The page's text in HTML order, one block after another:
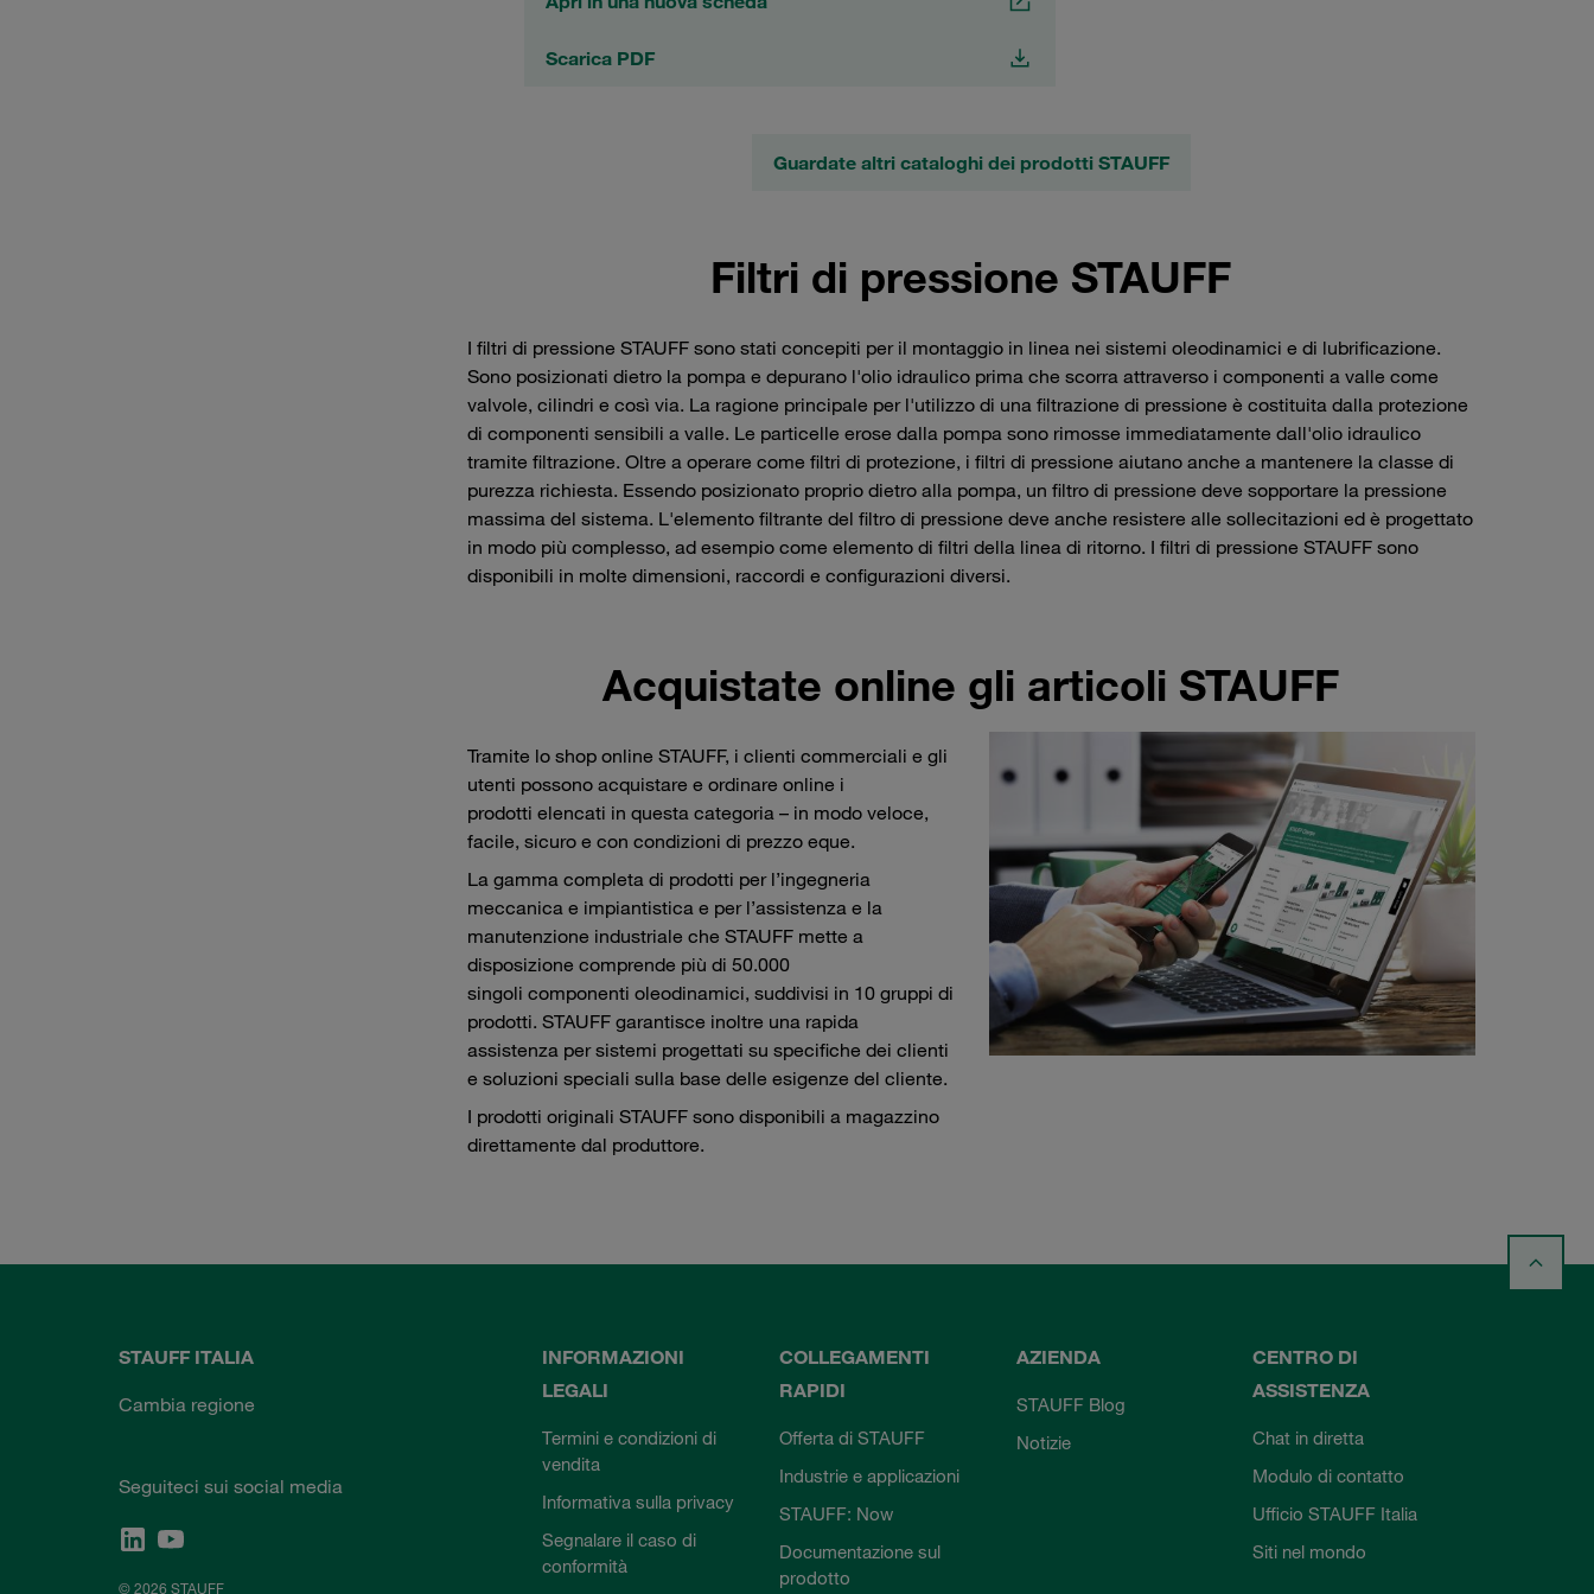
Scarica PDF
Guardate altri cataloghi dei prodotti STAUFF
Filtri di pressione STAUFF
I filtri di pressione STAUFF sono stati concepiti per il montaggio in linea nei sistemi oleodinamici e di lubrificazione.
Sono posizionati dietro la pompa e depurano l'olio idraulico prima che scorra attraverso i componenti a valle come
valvole, cilindri e così via. La ragione principale per l'utilizzo di una filtrazione di pressione è costituita dalla protezione
di componenti sensibili a valle. Le particelle erose dalla pompa sono rimosse immediatamente dall'olio idraulico
tramite filtrazione. Oltre a operare come filtri di protezione, i filtri di pressione aiutano anche a mantenere la classe di
purezza richiesta. Essendo posizionato proprio dietro alla pompa, un filtro di pressione deve sopportare la pressione
massima del sistema. L'elemento filtrante del filtro di pressione deve anche resistere alle sollecitazioni ed è progettato
in modo più complesso, ad esempio come elemento di filtri della linea di ritorno. I filtri di pressione STAUFF sono
disponibili in molte dimensioni, raccordi e configurazioni diversi.
Acquistate online gli articoli STAUFF
Tramite lo shop online STAUFF, i clienti commerciali e gli
utenti possono acquistare e ordinare online i
prodotti elencati in questa categoria – in modo veloce,
facile, sicuro e con condizioni di prezzo eque.
La gamma completa di prodotti per l’ingegneria
meccanica e impiantistica e per l’assistenza e la
manutenzione industriale che STAUFF mette a
disposizione comprende più di 50.000
singoli componenti oleodinamici, suddivisi in 10 gruppi di
prodotti. STAUFF garantisce inoltre una rapida
assistenza per sistemi progettati su specifiche dei clienti
e soluzioni speciali sulla base delle esigenze del cliente.
I prodotti originali STAUFF sono disponibili a magazzino
direttamente dal produttore.
STAUFF ITALIA
Cambia regione
Seguiteci sui social media
© 2026 STAUFF
INFORMAZIONI
LEGALI
Termini e condizioni di
vendita
Informativa sulla privacy
Segnalare il caso di
conformità
COLLEGAMENTI
RAPIDI
Offerta di STAUFF
Industrie e applicazioni
STAUFF: Now
Documentazione sul
prodotto
AZIENDA
STAUFF Blog
Notizie
CENTRO DI
ASSISTENZA
Chat in diretta
Modulo di contatto
Ufficio STAUFF Italia
Siti nel mondo